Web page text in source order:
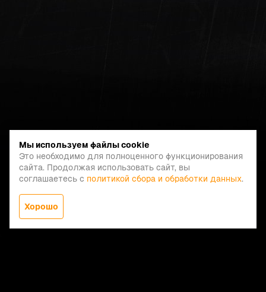
Мы используем файлы cookie
Это необходимо для полноценного функционирования
сайта. Продолжая использовать сайт, вы
соглашаетесь с политикой сбора и обработки данных.
Хорошо